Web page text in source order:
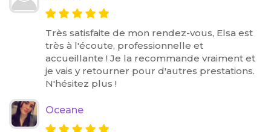
Très satisfaite de mon rendez-vous, Elsa est
très à l'écoute, professionnelle et
accueillante ! Je la recommande vraiment et
je vais y retourner pour d'autres prestations.
N'hésitez plus !
Oceane